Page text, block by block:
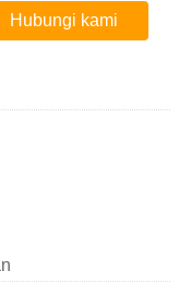
Hubungi kami